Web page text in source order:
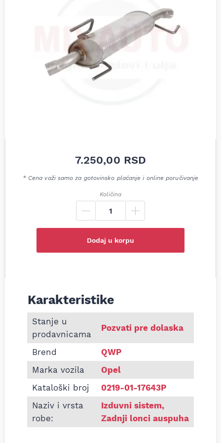
7.250,00 RSD
* Cena važi samo za gotovinsko plaćanje i online poručivanje
Količina
Dodaj u korpu
Informacije o Zadnji lonac auspuha Opel Meriva A
Karakteristike
Stanje u
prodavnicama
Pozvati pre dolaska
Brend
QWP
Marka vozila
Opel
Kataloški broj
0219-01-17643P
Naziv i vrsta
robe:
Izduvni sistem,
Zadnji lonci auspuha